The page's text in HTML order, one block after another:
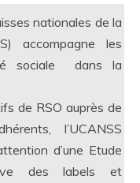
et techniques de long
Cette approche
de RSE et les
confèrent une plus-
et pleinement
,conception
, respect des
nationales de la
accompagne les
sociale dans la
de RSO auprès de
l’UCANSS
d’une Etude
des labels et